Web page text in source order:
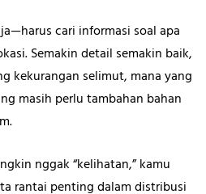
cari informasi soal apa
Semakin detail semakin baik,
kekurangan selimut, mana yang
masih perlu tambahan bahan
nggak “kelihatan,” kamu
rantai penting dalam distribusi